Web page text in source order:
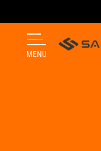
MENU